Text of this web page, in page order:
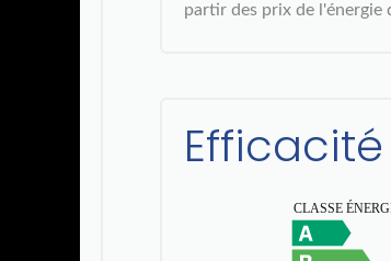
partir des prix de l'énergie